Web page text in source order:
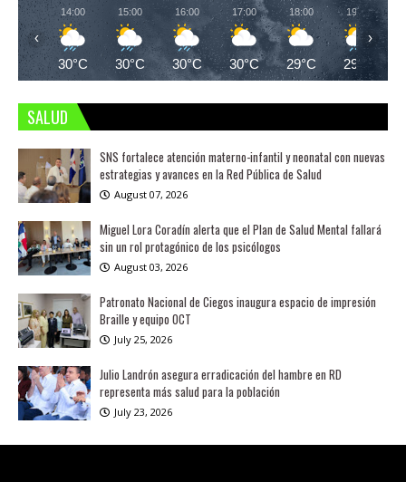
14:00
30°C
15:00
30°C
16:00
30°C
17:00
30°C
18:00
29°C
19:00
29°C
‹ ›
SALUD
SNS fortalece atención materno-infantil y neonatal con nuevas
estrategias y avances en la Red Pública de Salud
August 07, 2026
Miguel Lora Coradín alerta que el Plan de Salud Mental fallará
sin un rol protagónico de los psicólogos
August 03, 2026
Patronato Nacional de Ciegos inaugura espacio de impresión
Braille y equipo OCT
July 25, 2026
Julio Landrón asegura erradicación del hambre en RD
representa más salud para la población
July 23, 2026